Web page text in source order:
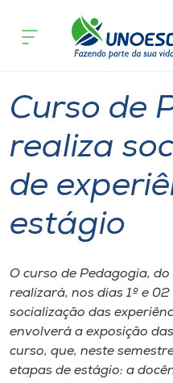
Cursos
Atendimento ao
Portal de Ensino
A
Internacionalização
acontece
Curso de
realiza
de
estágio
O curso de Pedagogia, do
realizará, nos dias 1º e
socialização das
envolverá a exposição
curso, que, neste
etapas de estágio: a